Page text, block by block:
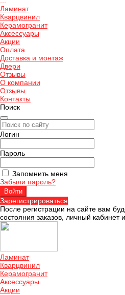
Ламинат
Кварцвинил
Керамогранит
Аксессуары
Акции
Оплата
Доставка и монтаж
Двери
Отзывы
О компании
Отзывы
Контакты
Поиск
Логин
Пароль
Запомнить меня
Забыли пароль?
Зарегистрироваться
После регистрации на сайте вам
состояния заказов, личный кабинет
Ламинат
Кварцвинил
Керамогранит
Аксессуары
Акции